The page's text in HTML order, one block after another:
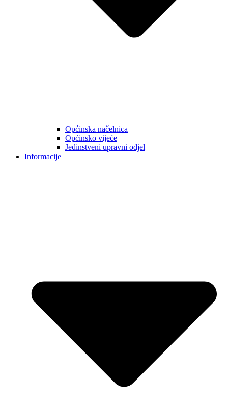
Općinska načelnica
Općinsko vijeće
Jedinstveni upravni odjel
Informacije